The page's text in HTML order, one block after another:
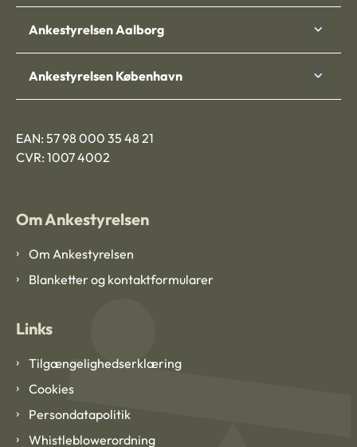
Ankestyrelsen Aalborg
Ankestyrelsen København
EAN: 57 98 000 35 48 21
CVR: 1007 4002
Om Ankestyrelsen
Om Ankestyrelsen
Blanketter og kontaktformularer
Links
Tilgængelighedserklæring
Cookies
Persondatapolitik
Whistleblowerordning